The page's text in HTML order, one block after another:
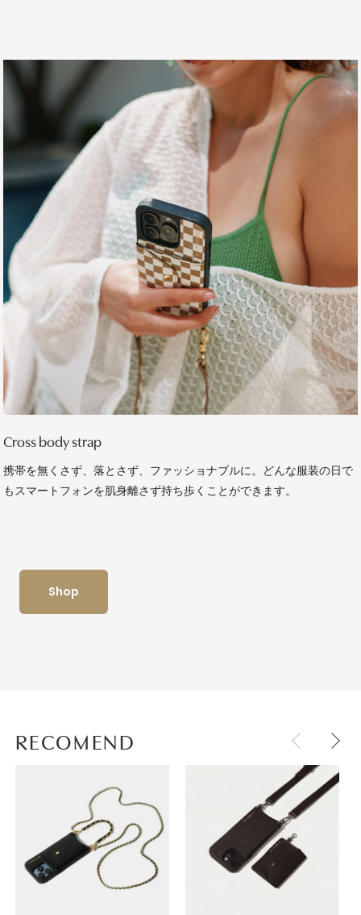
Cross body strap
携帯を無くさず、落とさず、ファッショナブルに。どんな服装の日で
もスマートフォンを肌身離さず持ち歩くことができます。
Shop
RECOMEND